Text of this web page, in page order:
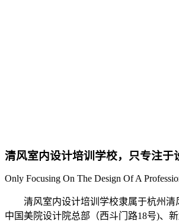
清风室内设计培训学校，只专注于
Only Focusing On The Design Of A
清风室内设计培训学校隶属于杭州
中国美院设计院总部（西斗门路18号)、